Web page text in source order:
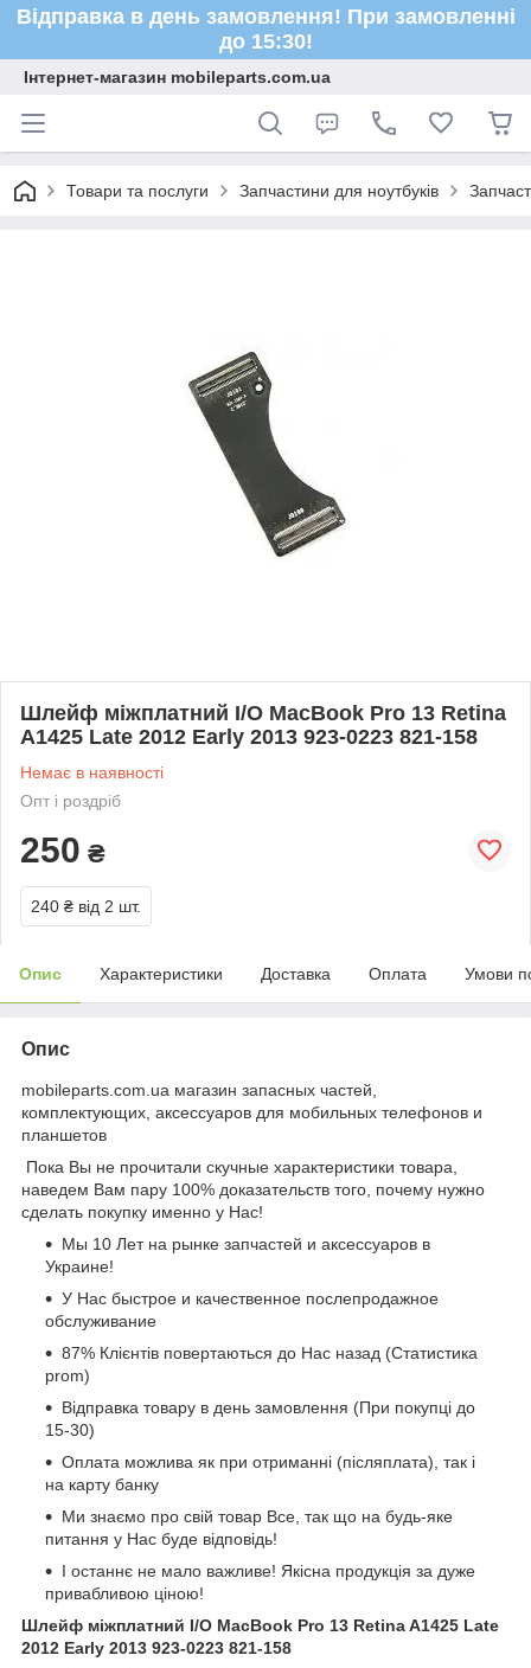
Відправка в день замовлення! При замовленні
до 15:30!
Інтернет-магазин mobileparts.com.ua
Товари та послуги Запчастини для ноутбуків
Шлейф міжплатний I/O MacBook Pro 13 Retina
A1425 Late 2012 Early 2013 923-0223 821-158
Немає в наявності
Опт і роздріб
250 ₴
240 ₴ від 2 шт.
Опис Характеристики Доставка Оплата Умови
Опис
mobileparts.com.ua магазин запасных частей,
комплектующих, аксессуаров для мобильных телефонов и
планшетов
Пока Вы не прочитали скучные характеристики товара,
наведем Вам пару 100% доказательств того, почему нужно
сделать покупку именно у Нас!
Мы 10 Лет на рынке запчастей и аксессуаров в
Украине!
У Нас быстрое и качественное послепродажное
обслуживание
87% Клієнтів повертаються до Нас назад (Статистика
prom)
Відправка товару в день замовлення (При покупці до
15-30)
Оплата можлива як при отриманні (післяплата), так і
на карту банку
Ми знаємо про свій товар Все, так що на будь-яке
питання у Нас буде відповідь!
І останнє не мало важливе! Якісна продукція за дуже
привабливою ціною!
Шлейф міжплатний I/O MacBook Pro 13 Retina A1425 Late
2012 Early 2013 923-0223 821-158